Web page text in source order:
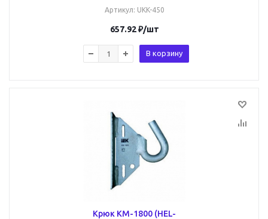
Артикул: UKK-450
657.92₽/шт
В корзину
Крюк КМ-1800 (HEL-